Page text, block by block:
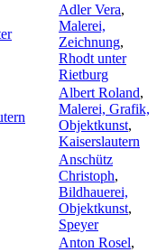
Adler Vera,
Malerei,
Zeichnung,
Rhodt unter
Rietburg
Albert Roland,
Malerei, Grafik,
Objektkunst,
Kaiserslautern
Anschütz
Christoph,
Bildhauerei,
Objektkunst,
Speyer
Anton Rosel,